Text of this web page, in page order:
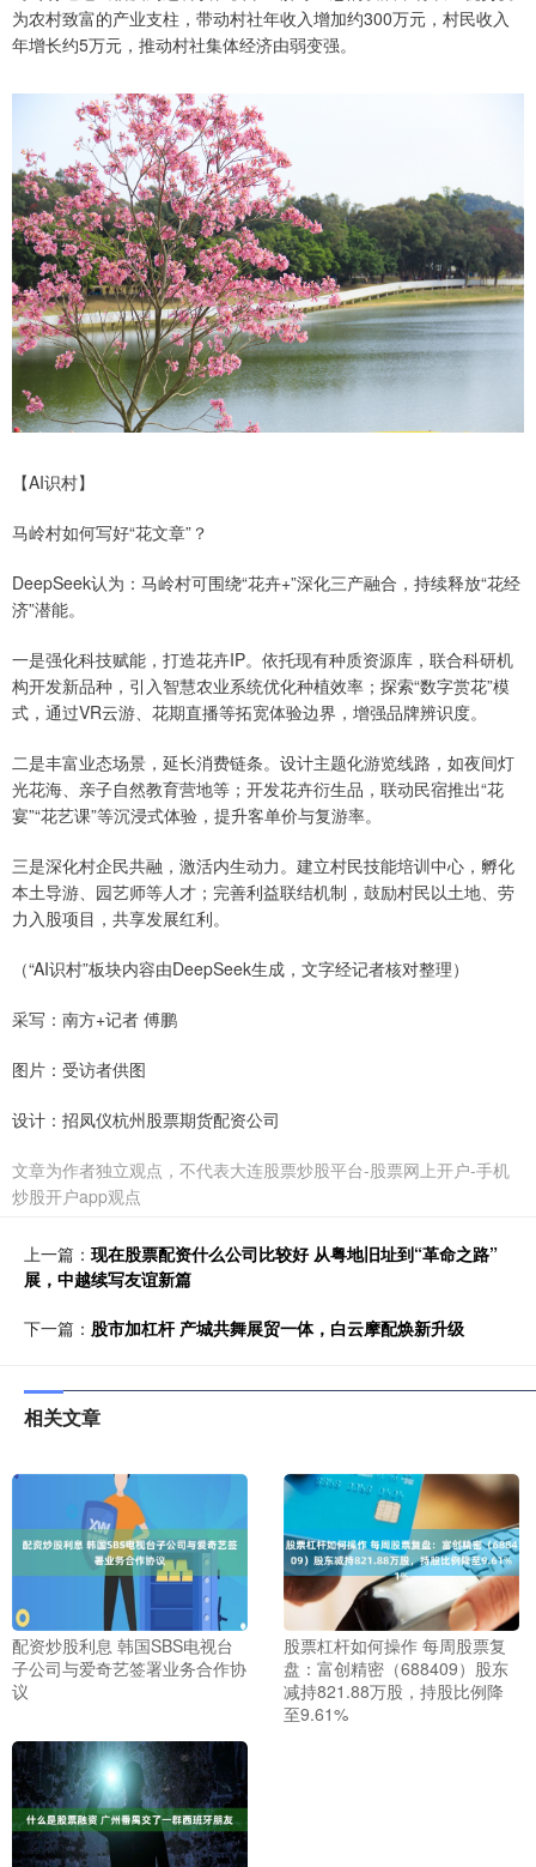
为农村致富的产业支柱，带动村社年收入增加约300万元，村民收入
年增长约5万元，推动村社集体经济由弱变强。
【AI识村】
马岭村如何写好“花文章”？
DeepSeek认为：马岭村可围绕“花卉+”深化三产融合，持续释放“花经
济”潜能。
一是强化科技赋能，打造花卉IP。依托现有种质资源库，联合科研机
构开发新品种，引入智慧农业系统优化种植效率；探索“数字赏花”模
式，通过VR云游、花期直播等拓宽体验边界，增强品牌辨识度。
二是丰富业态场景，延长消费链条。设计主题化游览线路，如夜间灯
光花海、亲子自然教育营地等；开发花卉衍生品，联动民宿推出“花
宴”“花艺课”等沉浸式体验，提升客单价与复游率。
三是深化村企民共融，激活内生动力。建立村民技能培训中心，孵化
本土导游、园艺师等人才；完善利益联结机制，鼓励村民以土地、劳
力入股项目，共享发展红利。
（“AI识村”板块内容由DeepSeek生成，文字经记者核对整理）
采写：南方+记者 傅鹏
图片：受访者供图
设计：招凤仪杭州股票期货配资公司
文章为作者独立观点，不代表大连股票炒股平台-股票网上开户-手机
炒股开户app观点
上一篇： 现在股票配资什么公司比较好 从粤地旧址到“革命之路”
展，中越续写友谊新篇
下一篇： 股市加杠杆 产城共舞展贸一体，白云摩配焕新升级
相关文章
配资炒股利息 韩国SBS电视台
子公司与爱奇艺签署业务合作协
议
股票杠杆如何操作 每周股票复
盘：富创精密（688409）股东
减持821.88万股，持股比例降
至9.61%